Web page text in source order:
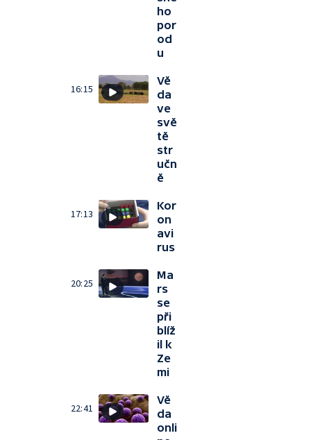
ho
por
od
u
16:15
Vě
da
ve
svě
tě
str
učn
ě
17:13
Kor
on
avi
rus
20:25
Ma
rs
se
při
blíž
il k
Ze
mi
22:41
Vě
da
onli